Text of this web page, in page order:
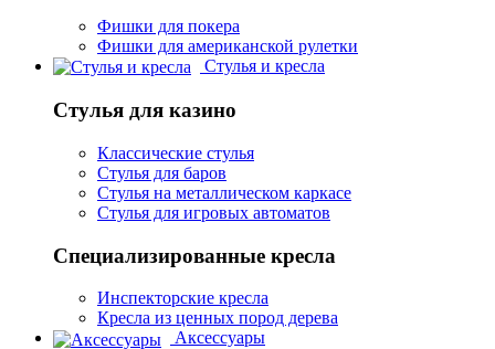
Фишки для покера
Фишки для американской рулетки
Стулья и кресла
Стулья для казино
Классические стулья
Стулья для баров
Стулья на металлическом каркасе
Стулья для игровых автоматов
Специализированные кресла
Инспекторские кресла
Кресла из ценных пород дерева
Аксессуары